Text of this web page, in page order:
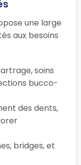
une large
aux besoins
soins
bucco-
des dents,
bridges, et